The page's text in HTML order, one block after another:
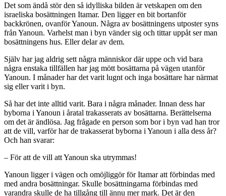
Det som ändå stör den så idylliska bilden är vetskapen om den
israeliska bosättningen Itamar. Den ligger en bit bortanför
backkrönen, ovanför Yanoun. Några av bosättningens utposter syns
från Yanoun. Varhelst man i byn vänder sig och tittar uppåt ser man
bosättningens hus. Eller delar av dem.
Själv har jag aldrig sett några människor där uppe och vid bara
några enstaka tillfällen har jag mött bosättarna på vägen utanför
Yanoun. I månader har det varit lugnt och inga bosättare har närmat
sig eller varit i byn.
Så har det inte alltid varit. Bara i några månader. Innan dess har
byborna i Yanoun i åratal trakasserats av bosättarna. Berättelserna
om det är ändlösa. Jag frågade en person som bor i byn vad han tror
att de vill, varför har de trakasserat byborna i Yanoun i alla dess år?
Och han svarar:
– För att de vill att Yanoun ska utrymmas!
Yanoun ligger i vägen och omöjliggör för Itamar att förbindas med
med andra bosättningar. Skulle bosättningarna förbindas med
varandra skulle de ha tillgång till ännu mer mark. Det är den